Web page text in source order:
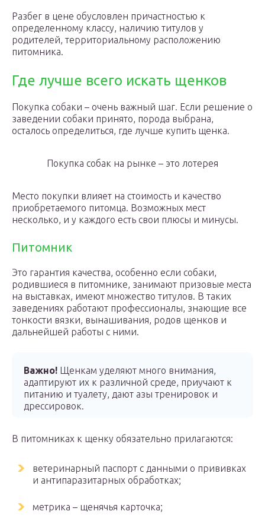
Разбег в цене обусловлен причастностью к
определенному классу, наличию титулов у
родителей, территориальному расположению
питомника.
Где лучше всего искать щенков
Покупка собаки – очень важный шаг. Если решение о
заведении собаки принято, порода выбрана,
осталось определиться, где лучше купить щенка.
Покупка собак на рынке – это лотерея
Место покупки влияет на стоимость и качество
приобретаемого питомца. Возможных мест
несколько, и у каждого есть свои плюсы и минусы.
Питомник
Это гарантия качества, особенно если собаки,
родившиеся в питомнике, занимают призовые места
на выставках, имеют множество титулов. В таких
заведениях работают профессионалы, знающие все
тонкости вязки, вынашивания, родов щенков и
дальнейшей работы с ними.
Важно! Щенкам уделяют много внимания,
адаптируют их к различной среде, приучают к
питанию и туалету, дают азы тренировок и
дрессировок.
В питомниках к щенку обязательно прилагаются:
ветеринарный паспорт с данными о прививках
и антипаразитарных обработках;
метрика – щенячья карточка;